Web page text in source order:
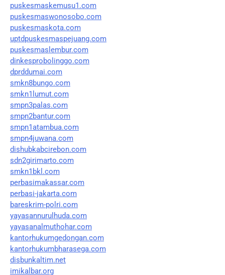
puskesmaskemusu1.com
puskesmaswonosobo.com
puskesmaskota.com
uptdpuskesmaspejuang.com
puskesmaslembur.com
dinkesprobolinggo.com
dprddumai.com
smkn8bungo.com
smkn1lumut.com
smpn3palas.com
smpn2bantur.com
smpn1atambua.com
smpn4juwana.com
dishubkabcirebon.com
sdn2girimarto.com
smkn1bkl.com
perbasimakassar.com
perbasi-jakarta.com
bareskrim-polri.com
yayasannurulhuda.com
yayasanalmuthohar.com
kantorhukumgedongan.com
kantorhukumbharasega.com
disbunkaltim.net
imikalbar.org